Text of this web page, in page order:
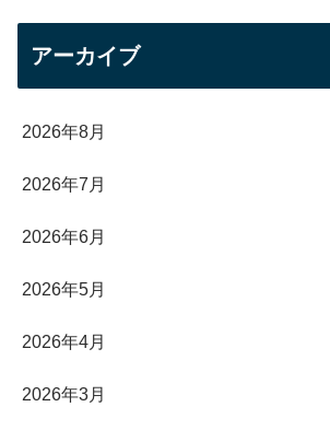
アーカイブ
2026年8月
2026年7月
2026年6月
2026年5月
2026年4月
2026年3月